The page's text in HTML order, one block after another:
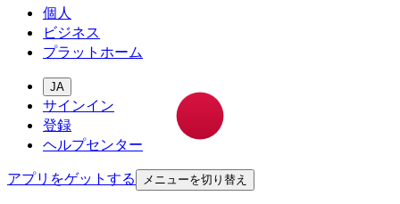
個人
ビジネス
プラットホーム
JA
サインイン
登録
ヘルプセンター
アプリをゲットする
メニューを切り替え